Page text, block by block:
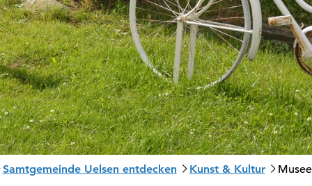
Samtgemeinde Uelsen entdecken Kunst & Kultur